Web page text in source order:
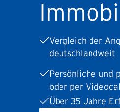
Vergleich der
deutschlandweit
Persönliche und
oder per
Über 35 Jahre